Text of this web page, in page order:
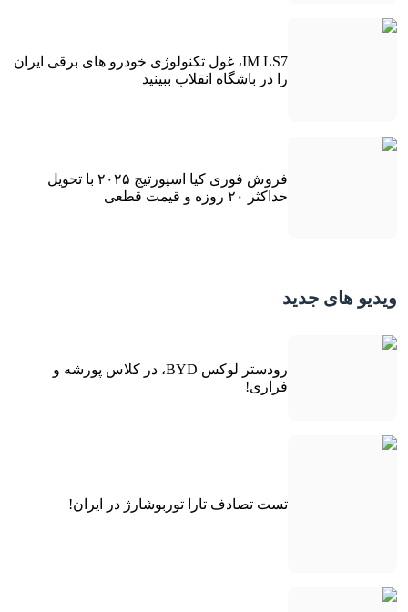
IM LS7، غول تکنولوژی خودرو های برقی ایران
را در باشگاه انقلاب ببینید
فروش فوری کیا اسپورتیج ۲۰۲۵ با تحویل
حداکثر ۲۰ روزه و قیمت قطعی
ویدیو های جدید
رودستر لوکس BYD، در کلاس پورشه و
فراری!
تست تصادف تارا توربوشارژ در ایران!